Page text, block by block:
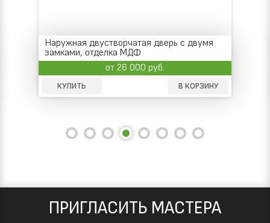
Наружная двустворчатая дверь с двумя
замками, отделка МДФ
от 26 000 руб.
КУПИТЬ В КОРЗИНУ
ПРИГЛАСИТЬ МАСТЕРА